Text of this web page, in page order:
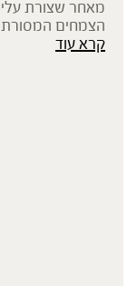
מאחר שצורת
הצמחים
השונים של
קרא עוד